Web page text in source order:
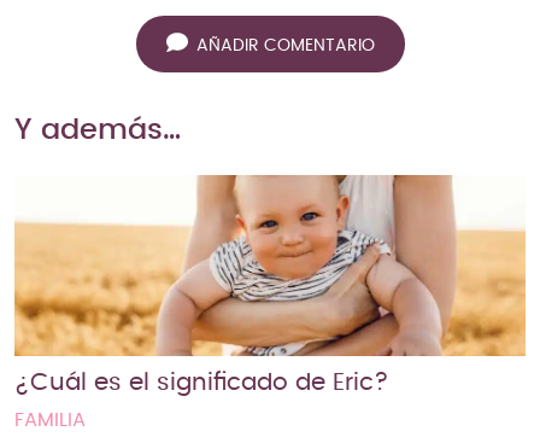
AÑADIR COMENTARIO
Y además…
¿Cuál es el significado de Eric?
FAMILIA